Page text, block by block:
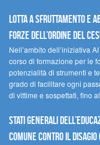
Lotta a sfruttamento e
forze dell’ordine del
Nell’ambito dell’iniziativa
corso di formazione per le
potenzialità di strumenti e
grado di facilitare ogni
di vittime e sospettati, fino
Stati Generali
comune contro il disagio